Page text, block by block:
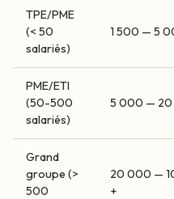
TPE/PME
(< 50
salariés)
1 500 — 5
PME/ETI
(50-500
salariés)
5 000 —
Grand
groupe (>
500
20 000 —
+